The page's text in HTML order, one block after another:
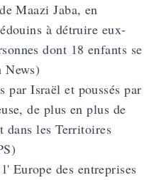
Maazi Jaba, en
à détruire eux-
dont 18 enfants se
News)
par Israël et poussés par
de plus en plus de
dans les Territoires